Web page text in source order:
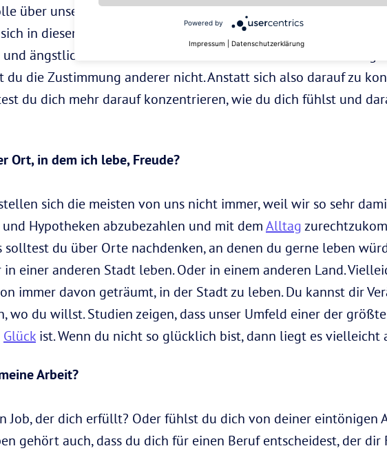
über unser Ergebnis. Wir machen uns Gedanken darüber, was
in diesem Moment ab. Wenn du in der Sorge feststeckst,
ängstlicher als sonst. Wenn du mit dir selbst und deinen
du die Zustimmung anderer nicht. Anstatt sich also darauf zu
du dich mehr darauf konzentrieren, wie du dich fühlst und
Ort, in dem ich lebe, Freude?
sich die meisten von uns nicht immer, weil wir so sehr
und Hypotheken abzubezahlen und mit dem Alltag
solltest du über Orte nachdenken, an denen du gerne leben
in einer anderen Stadt leben. Oder in einem anderen Land.
immer davon geträumt, in der Stadt zu leben. Du kannst dir
wo du willst. Studien zeigen, dass unser Umfeld einer der
Glück ist. Wenn du nicht so glücklich bist, dann liegt es vielleicht
Arbeit?
Job, der dich erfüllt? Oder fühlst du dich von deiner eintönigen
gehört auch, dass du dich für einen Beruf entscheidest, der
Powered by
Impressum Datenschutzerklärung